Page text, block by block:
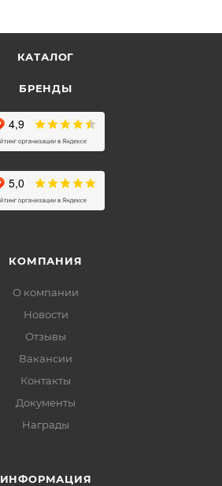
КАТАЛОГ
БРЕНДЫ
КОМПАНИЯ
О компании
Новости
Отзывы
Вакансии
Контакты
Документы
Награды
ИНФОРМАЦИЯ